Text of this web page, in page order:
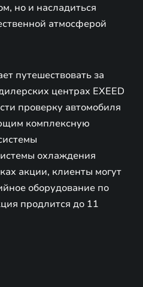
но и насладиться
атмосферой
путешествовать за
центрах EXEED
проверку автомобиля
комплексную
охлаждения
акции, клиенты могут
оборудование по
продлится до 11